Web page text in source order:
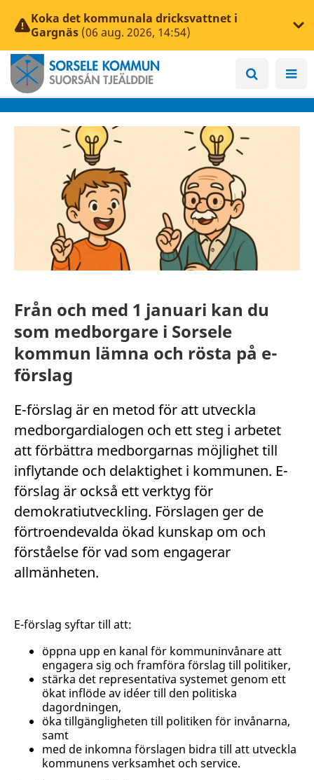
Koka det kommunala dricksvattnet i
Gargnäs (06 aug. 2026, 14:54)
Från och med 1 januari kan du
som medborgare i Sorsele
kommun lämna och rösta på e-
förslag
E-förslag är en metod för att utveckla
medborgardialogen och ett steg i arbetet
att förbättra medborgarnas möjlighet till
inflytande och delaktighet i kommunen. E-
förslag är också ett verktyg för
demokratiutveckling. Förslagen ger de
förtroendevalda ökad kunskap om och
förståelse för vad som engagerar
allmänheten.
E-förslag syftar till att:
öppna upp en kanal för kommuninvånare att
engagera sig och framföra förslag till politiker,
stärka det representativa systemet genom ett
ökat inflöde av idéer till den politiska
dagordningen,
öka tillgängligheten till politiken för invånarna,
samt
med de inkomna förslagen bidra till att utveckla
kommunens verksamhet och service.